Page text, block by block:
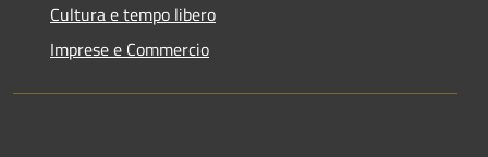
Cultura e tempo libero
Imprese e Commercio